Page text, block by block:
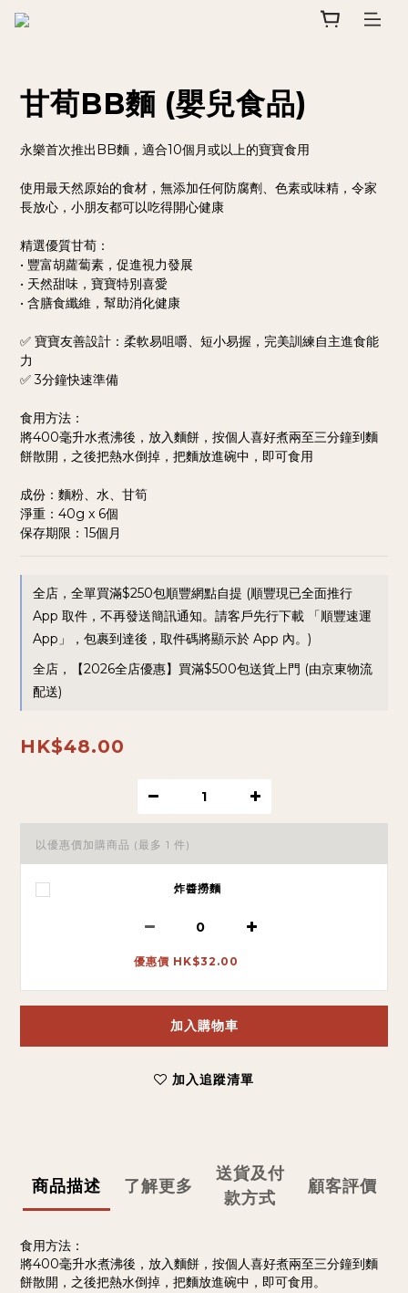
甘荀BB麵 (嬰兒食品)
永樂首次推出BB麵，適合10個月或以上的寶寶食用
使用最天然原始的食材，無添加任何防腐劑、色素或味精，令家
長放心，小朋友都可以吃得開心健康
精選優質甘荀：
• 豐富胡蘿蔔素，促進視力發展
• 天然甜味，寶寶特別喜愛
• 含膳食纖維，幫助消化健康
✅ 寶寶友善設計：柔軟易咀嚼、短小易握，完美訓練自主進食能
力
✅ 3分鐘快速準備
食用方法：
將400毫升水煮沸後，放入麵餅，按個人喜好煮兩至三分鐘到麵
餅散開，之後把熱水倒掉，把麵放進碗中，即可食用
成份：麵粉、水、甘筍
淨重：40g x 6個
保存期限：15個月
全店，全單買滿$250包順豐網點自提 (順豐現已全面推行
App 取件，不再發送簡訊通知。請客戶先行下載 「順豐速運
App」，包裹到達後，取件碼將顯示於 App 內。)
全店，【2026全店優惠】買滿$500包送貨上門 (由京東物流
配送)
HK$48.00
以優惠價加購商品 (最多 1 件)
炸醬撈麵
優惠價 HK$32.00
加入購物車
加入追蹤清單
商品描述 了解更多
送貨及付
款方式
顧客評價
食用方法：
將400毫升水煮沸後，放入麵餅，按個人喜好煮兩至三分鐘到麵
餅散開，之後把熱水倒掉，把麵放進碗中，即可食用。